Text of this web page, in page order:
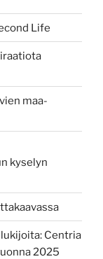
Life
maa-
kyselyn
Centria
2025